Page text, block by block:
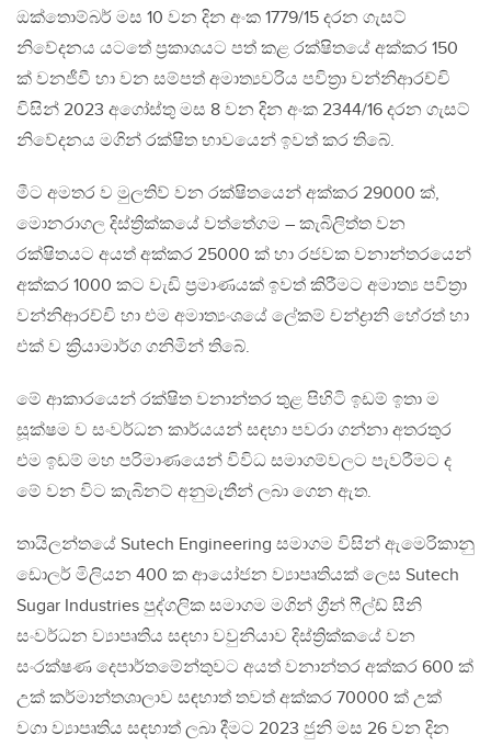
ඔක්තොම්බර් මස 10 වන දින අංක 1779/15 දරන ගැසට්
නිවේදනය යටතේ ප්‍රකාශයට පත් කළ රක්ෂිතයේ අක්කර 150
ක් වනජීවී හා වන සම්පත් අමාත්‍යවරිය පවිත්‍රා වන්නිආරච්චි
විසින් 2023 අගෝස්තු මස 8 වන දින අංක 2344/16 දරන ගැසට්
නිවේදනය මගින් රක්ෂිත භාවයෙන් ඉවත් කර තිබේ.
මීට අමතර ව මුලතිව් වන රක්ෂිතයෙන් අක්කර 29000 ක්,
මොනරාගල දිස්ත්‍රික්කයේ වත්තේගම – කැබිලිත්ත වන
රක්ෂිතයට අයත් අක්කර 25000 ක් හා රජවක වනාන්තරයෙන්
අක්කර 1000 කට වැඩි ප්‍රමාණයක් ඉවත් කිරීමට අමාත්‍ය පවිත්‍රා
වන්නිආරච්චි හා එම අමාත්‍යංශයේ ලේකම් චන්ද්‍රානි හේරත් හා
එක් ව ක්‍රියාමාර්ග ගනිමින් තිබේ.
මේ ආකාරයෙන් රක්ෂිත වනාන්තර තුළ පිහිටි ඉඩම් ඉතා ම
සූක්ෂම ව සංවර්ධන කාර්යයන් සඳහා පවරා ගන්නා අතරතුර
එම ඉඩම් මහ පරිමාණයෙන් විවිධ සමාගම්වලට පැවරීමට ද
මේ වන විට කැබිනට් අනුමැතීන් ලබා ගෙන ඇත.
තායිලන්තයේ Sutech Engineering සමාගම විසින් ඇමෙරිකානු
ඩොලර් මිලියන 400 ක ආයෝජන ව්‍යාපෘතියක් ලෙස Sutech
Sugar Industries පුද්ගලික සමාගම මගින් ග්‍රීන් ෆීල්ඩ් සීනි
සංවර්ධන ව්‍යාපෘතිය සඳහා වවුනියාව දිස්ත්‍රික්කයේ වන
සංරක්ෂණ දෙපාර්තමේන්තුවට අයත් වනාන්තර අක්කර 600 ක්
උක් කර්මාන්තශාලාව සඳහාත් තවත් අක්කර 70000 ක් උක්
වගා ව්‍යාපෘතිය සඳහාත් ලබා දීමට 2023 ජුනි මස 26 වන දින